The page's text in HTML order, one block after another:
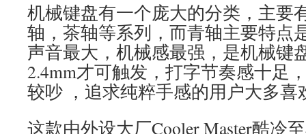
机械键盘有一个庞大的分类，主要
轴，茶轴等系列，而青轴主要特点
声音最大，机械感最强，是机械键
2.4mm才可触发，打字节奏感十足
较吵 ，追求纯粹手感的用户大多喜
这款由外设大厂Cooler Master酷冷